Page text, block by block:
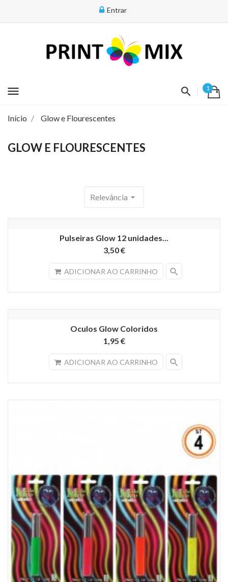
Entrar
menu 1
Início Glow e Flourescentes
GLOW E FLOURESCENTES
Relevância arrow_drop_down
Pulseiras Glow 12 unidades...
3,50 €
ADICIONAR AO CARRINHO search
Oculos Glow Coloridos
1,95 €
ADICIONAR AO CARRINHO search